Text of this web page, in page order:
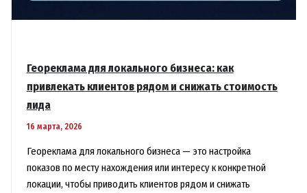
Геореклама для локального бизнеса: как
привлекать клиентов рядом и снижать стоимость
лида
16 марта, 2026
Геореклама для локального бизнеса — это настройка
показов по месту нахождения или интересу к конкретной
локации, чтобы приводить клиентов рядом и снижать